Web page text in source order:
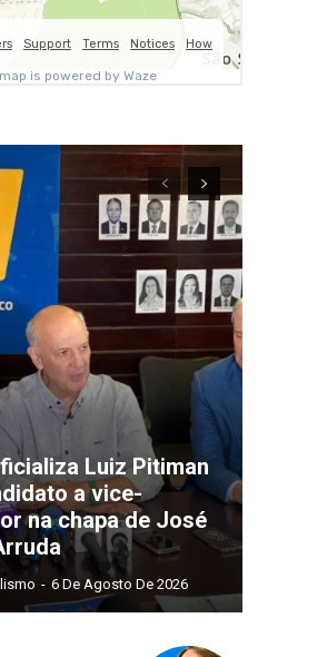
Luiz Pitiman
a vice-
na chapa de José
- 6 De Agosto De 2026